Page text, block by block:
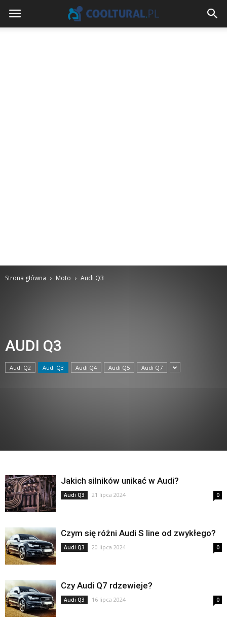
Strona główna Moto Audi Q3
AUDI Q3
Audi Q2 Audi Q3 Audi Q4 Audi Q5 Audi Q7
Jakich silników unikać w Audi?
Audi Q3 21 lipca 2024 0
Czym się różni Audi S line od zwykłego?
Audi Q3 20 lipca 2024 0
Czy Audi Q7 rdzewieje?
Audi Q3 16 lipca 2024 0